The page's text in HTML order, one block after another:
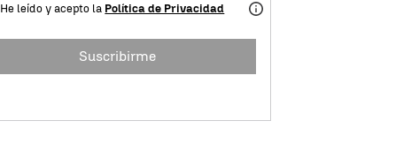
He leído y acepto la Política de Privacidad
Suscribirme